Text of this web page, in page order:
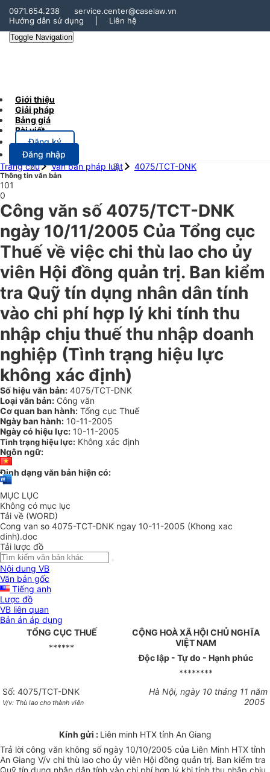
0971.654.238
service.center@caselaw.vn
Hướng dẫn sử dụng
Liên hệ
Toggle Navigation
Giới thiệu
Giải pháp
Bảng giá
Bài viết
Đăng ký
Đăng nhập
Trang chủ
Văn bản pháp luật 4075/TCT-DNK
Thông tin văn bản
101
0
Công văn số 4075/TCT-DNK
ngày 10/11/2005 Của Tổng cục
Thuế về việc chi thù lao cho ủy
viên Hội đồng quản trị. Ban kiểm
tra Quỹ tín dụng nhân dân tính
vào chi phí hợp lý khi tính thu
nhập chịu thuế thu nhập doanh
nghiệp (Tình trạng hiệu lực
không xác định)
Số hiệu văn bản: 4075/TCT-DNK
Loại văn bản: Công văn
Cơ quan ban hành: Tổng cục Thuế
Ngày ban hành: 10-11-2005
Ngày có hiệu lực: 10-11-2005
Tình trạng hiệu lực: Không xác định
Ngôn ngữ:
Định dạng văn bản hiện có:
MỤC LỤC
Không có mục lục
Tải về (WORD)
Cong van so 4075-TCT-DNK ngay 10-11-2005 (Khong xac
dinh).doc
Tải lược đồ
Nội dung VB
Văn bản gốc
Tiếng anh
Lược đồ
VB liên quan
Bản án áp dụng
TỔNG CỤC THUẾ
******
CỘNG HOÀ XÃ HỘI CHỦ NGHĨA
VIỆT NAM
Độc lập - Tự do - Hạnh phúc
********
Số: 4075/TCT-DNK
V/v: Thù lao cho thành viên
Hà Nội, ngày 10 tháng 11 năm
2005
Kính gửi : Liên minh HTX tỉnh An Giang
Trả lời công văn không số ngày 10/10/2005 của Liên Minh HTX tỉnh
An Giang V/v chi thù lao cho ủy viên Hội đồng quản trị. Ban kiểm tra
Quỹ tín dụng nhân dân tính vào chi phí hợp lý khi tính thu nhập chịu